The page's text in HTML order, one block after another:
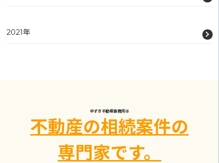
2021年
ゆずき不動産事務所は
不動産の相続案件の
専門家です。